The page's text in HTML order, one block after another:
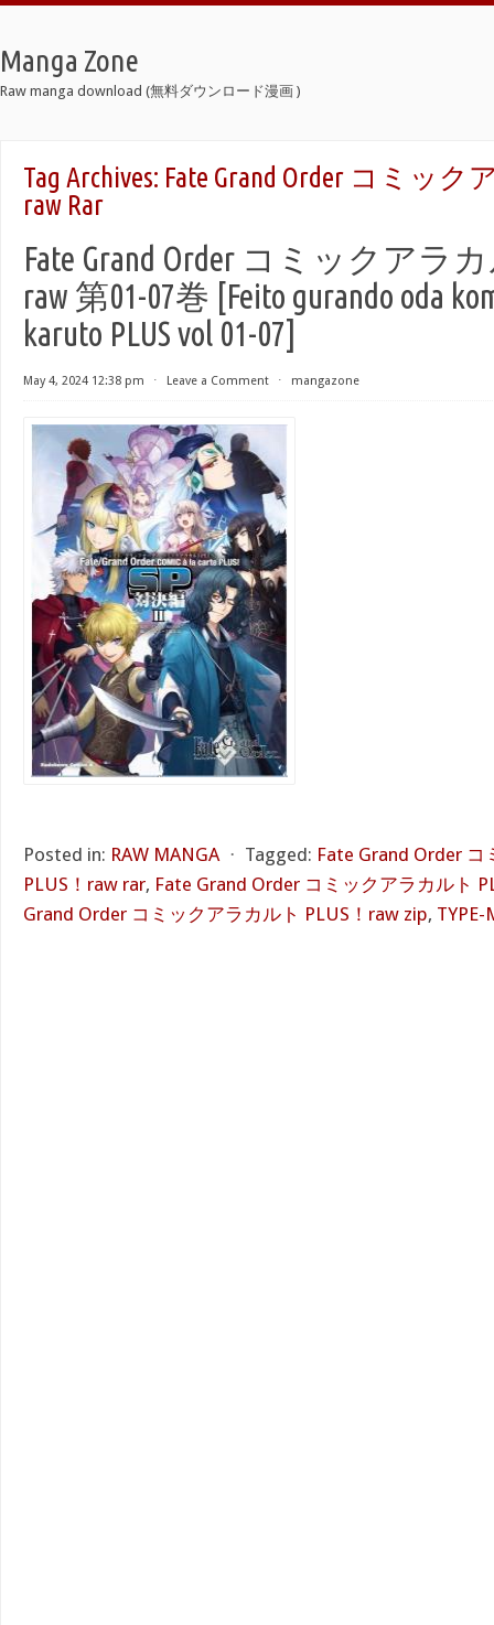
Manga Zone
Raw manga download (無料ダウンロード漫画 )
Tag Archives: Fate Grand Order コミック
raw Rar
Fate Grand Order コミックアラ
raw 第01-07巻 [Feito gurando oda
karuto PLUS vol 01-07]
May 4, 2024 12:38 pm ⋅ Leave a Comment ⋅ mangazone
Posted in: RAW MANGA ⋅ Tagged: Fate Grand Order
PLUS！raw rar, Fate Grand Order コミックアラカルト
Grand Order コミックアラカルト PLUS！raw zip,